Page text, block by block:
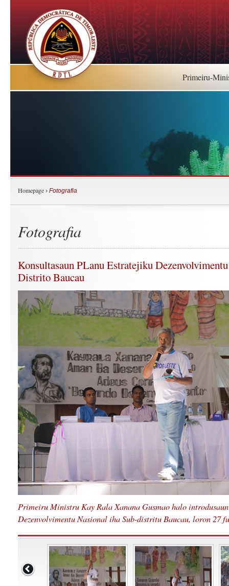
Primeiru-
Homepage › Fotografia
Fotografia
Konsultasaun PLanu Estratejiku
Distrito Baucau
Primeiru Ministru Kay Rala Xanana Gusmao halo
Dezenvolvimentu Nasional iha Sub-distritu Baucau, loron 27